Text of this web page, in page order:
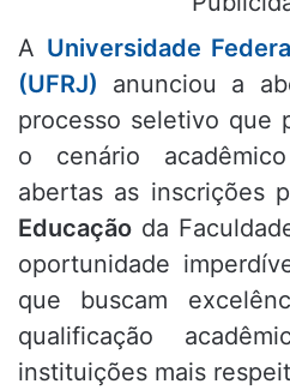
A Universidade
(UFRJ) anunciou a
processo seletivo que
o cenário
abertas as inscrições
Educação da
oportunidade
que buscam
qualificação
instituições mais